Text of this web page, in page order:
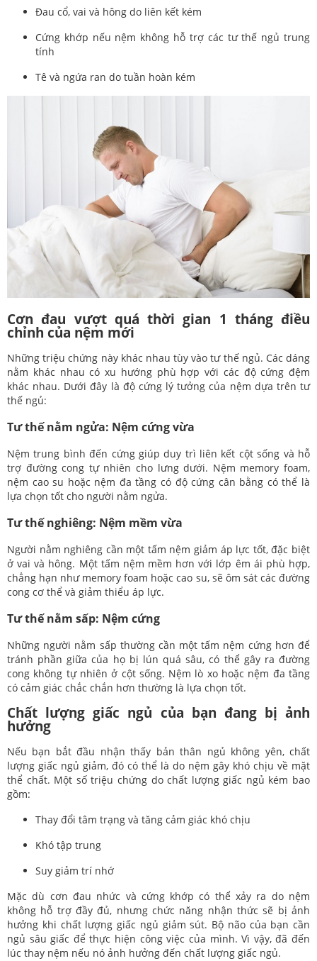
Đau cổ, vai và hông do liên kết kém
Cứng khớp nếu nệm không hỗ trợ các tư thế ngủ trung
tính
Tê và ngứa ran do tuần hoàn kém
Cơn đau vượt quá thời gian 1 tháng điều
chỉnh của nệm mới
Những triệu chứng này khác nhau tùy vào tư thế ngủ. Các dáng
nằm khác nhau có xu hướng phù hợp với các độ cứng đệm
khác nhau. Dưới đây là độ cứng lý tưởng của nệm dựa trên tư
thế ngủ:
Tư thế nằm ngửa: Nệm cứng vừa
Nệm trung bình đến cứng giúp duy trì liên kết cột sống và hỗ
trợ đường cong tự nhiên cho lưng dưới. Nệm memory foam,
nệm cao su hoặc nệm đa tầng có độ cứng cân bằng có thể là
lựa chọn tốt cho người nằm ngửa.
Tư thế nghiêng: Nệm mềm vừa
Người nằm nghiêng cần một tấm nệm giảm áp lực tốt, đặc biệt
ở vai và hông. Một tấm nệm mềm hơn với lớp êm ái phù hợp,
chẳng hạn như memory foam hoặc cao su, sẽ ôm sát các đường
cong cơ thể và giảm thiểu áp lực.
Tư thế nằm sấp: Nệm cứng
Những người nằm sấp thường cần một tấm nệm cứng hơn để
tránh phần giữa của họ bị lún quá sâu, có thể gây ra đường
cong không tự nhiên ở cột sống. Nệm lò xo hoặc nệm đa tầng
có cảm giác chắc chắn hơn thường là lựa chọn tốt.
Chất lượng giấc ngủ của bạn đang bị ảnh
hưởng
Nếu bạn bắt đầu nhận thấy bản thân ngủ không yên, chất
lượng giấc ngủ giảm, đó có thể là do nệm gây khó chịu về mặt
thể chất. Một số triệu chứng do chất lượng giấc ngủ kém bao
gồm:
Thay đổi tâm trạng và tăng cảm giác khó chịu
Khó tập trung
Suy giảm trí nhớ
Mặc dù cơn đau nhức và cứng khớp có thể xảy ra do nệm
không hỗ trợ đầy đủ, nhưng chức năng nhận thức sẽ bị ảnh
hưởng khi chất lượng giấc ngủ giảm sút. Bộ não của bạn cần
ngủ sâu giấc để thực hiện công việc của mình. Vì vậy, đã đến
lúc thay nệm nếu nó ảnh hưởng đến chất lượng giấc ngủ.